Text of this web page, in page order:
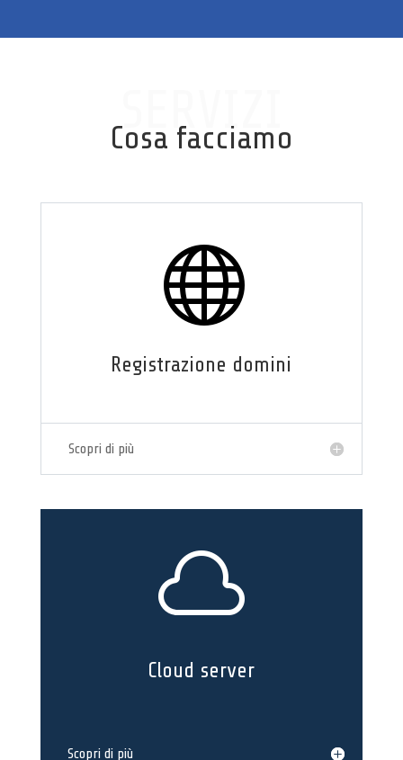
SERVIZI
Cosa facciamo

Registrazione domini
Scopri di più

Cloud server
Scopri di più